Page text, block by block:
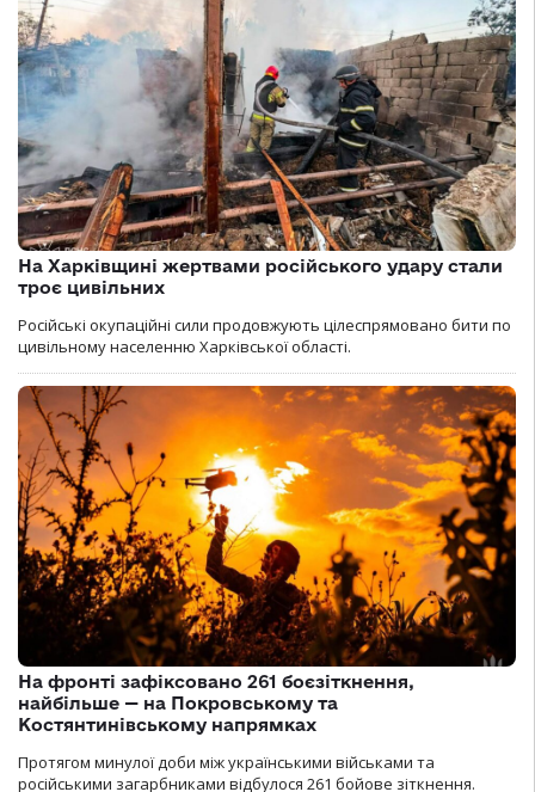
На Харківщині жертвами російського удару стали
троє цивільних
Російські окупаційні сили продовжують цілеспрямовано бити по
цивільному населенню Харківської області.
На фронті зафіксовано 261 боєзіткнення,
найбільше — на Покровському та
Костянтинівському напрямках
Протягом минулої доби між українськими військами та
російськими загарбниками відбулося 261 бойове зіткнення.